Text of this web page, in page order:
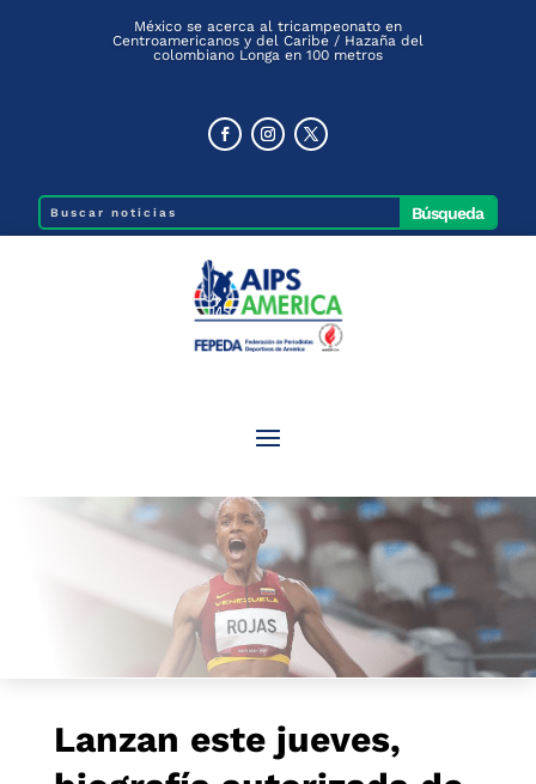
México se acerca al tricampeonato en
Centroamericanos y del Caribe / Hazaña del
colombiano Longa en 100 metros
Lanzan este jueves,